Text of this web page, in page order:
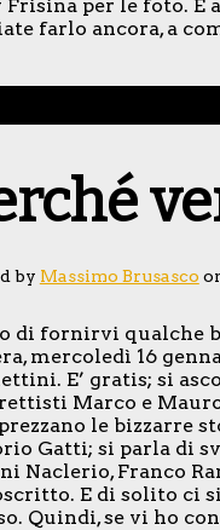
Frisina per le foto.
farlo ancora, a
by Massimo Brusasco
di fornirvi qualche
mercoledì 16
E’ gratis; si
Marco e
le bizzarre
Gatti; si parla di
Naclerio, Franco
E di solito ci
Quindi, se vi ho